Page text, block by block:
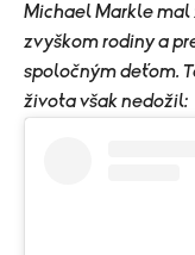
Michael Markle mal
zvyškom rodiny a
spoločným deťom.
života však nedožil: